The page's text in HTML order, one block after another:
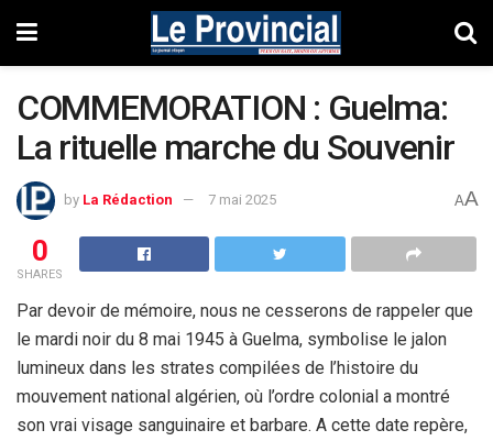
COMMEMORATION : Guelma:
La rituelle marche du Souvenir
by La Rédaction 7 mai 2025 AA
0
SHARES
Par devoir de mémoire, nous ne cesserons de rappeler que
le mardi noir du 8 mai 1945 à Guelma, symbolise le jalon
lumineux dans les strates compilées de l’histoire du
mouvement national algérien, où l’ordre colonial a montré
son vrai visage sanguinaire et barbare. A cette date repère,